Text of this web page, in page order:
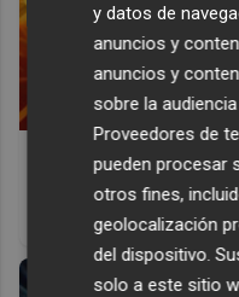
Corepunk MMORPG
Un verdadero
antes, pero mejor!
y datos de
anuncios y
anuncios y
sobre la
Proveedores de
pueden procesar
otros fines,
geolocalización
del dispositivo.
solo a este sitio